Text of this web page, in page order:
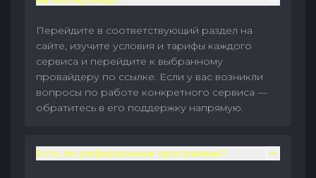
Перейдите в соответствующий раздел на
сайте, изучите условия и тарифы каждого
сервиса и перейдите к выбранному
провайдеру по ссылке. Если у вас возникли
вопросы по работе конкретного сервиса —
обратитесь в его поддержку напрямую.
Есть ли реферальные программы?